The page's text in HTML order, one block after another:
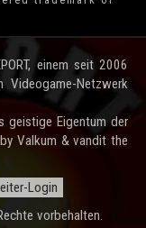
einem seit 2006
Videogame-Netzwerk
geistige Eigentum der
Valkum & vandit the
Login
vorbehalten.